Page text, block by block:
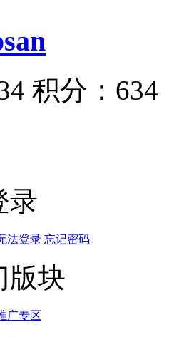
积分：634
录
法登录 忘记密码
版块
广专区